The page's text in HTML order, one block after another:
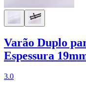
Varão Duplo
Espessura
3.0